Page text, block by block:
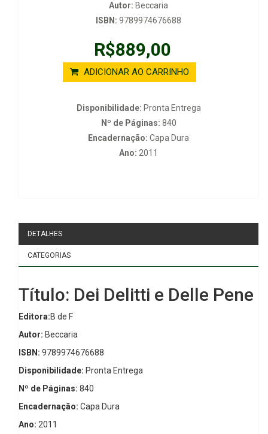
Autor: Beccaria
ISBN: 9789974676688
R$889,00
ADICIONAR AO CARRINHO
Disponibilidade: Pronta Entrega
Nº de Páginas: 840
Encadernação: Capa Dura
Ano: 2011
DETALHES
CATEGORIAS
Título: Dei Delitti e Delle Pene
Editora:B de F
Autor: Beccaria
ISBN: 9789974676688
Disponibilidade: Pronta Entrega
Nº de Páginas: 840
Encadernação: Capa Dura
Ano: 2011